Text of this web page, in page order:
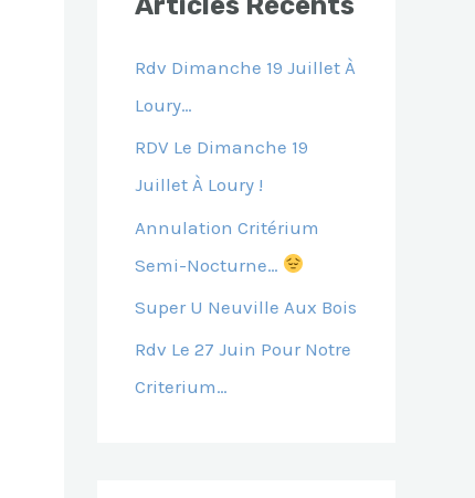
C
H
E
R
Rdv Dimanche 19 Juillet À
Loury…
RDV Le Dimanche 19
Juillet À Loury !
Annulation Critérium
Semi-Nocturne…
Super U Neuville Aux Bois
Rdv Le 27 Juin Pour Notre
Criterium…